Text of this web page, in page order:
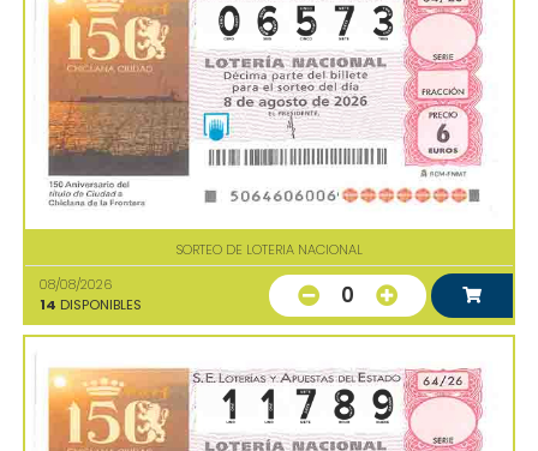
SORTEO DE LOTERIA NACIONAL
08/08/2026
14 DISPONIBLES 0